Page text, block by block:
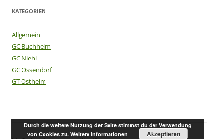
KATEGORIEN
Allgemein
GC Buchheim
GC Niehl
GC Ossendorf
GT Ostheim
Durch die weitere Nutzung der Seite stimmst du der Verwendung
von Cookies zu.Weitere Informationen Akzeptieren